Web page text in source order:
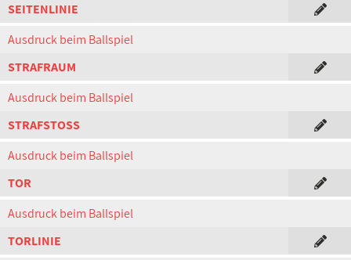
SEITENLINIE
Ausdruck beim Ballspiel
STRAFRAUM
Ausdruck beim Ballspiel
STRAFSTOSS
Ausdruck beim Ballspiel
TOR
Ausdruck beim Ballspiel
TORLINIE